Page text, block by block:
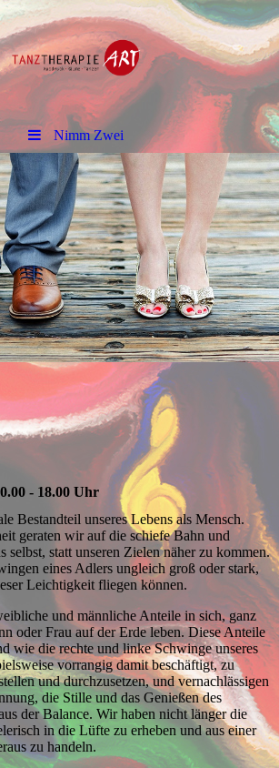
Nimm Zwei
- 18.00 Uhr
Bestandteil unseres Lebens als Mensch.
geraten wir auf die schiefe Bahn und
selbst, statt unseren Zielen näher zu kommen.
eines Adlers ungleich groß oder stark,
Leichtigkeit fliegen können.
und männliche Anteile in sich, ganz
oder Frau auf der Erde leben. Diese Anteile
wie die rechte und linke Schwinge unseres
vorrangig damit beschäftigt, zu
und durchzusetzen, und vernachlässigen
die Stille und das Genießen des
der Balance. Wir haben nicht länger die
in die Lüfte zu erheben und aus einer
zu handeln.